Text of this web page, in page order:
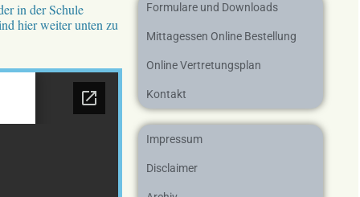
in der Schule
hier weiter unten zu
Formulare und Downloads
Mittagessen Online Bestellung
Online Vertretungsplan
Kontakt
Impressum
Disclaimer